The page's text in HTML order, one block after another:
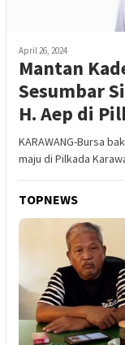
April 26, 2024
Mantan
Sesumbar
H. Aep di
KARAWANG-Bursa
maju di Pilkada
TOPNEWS